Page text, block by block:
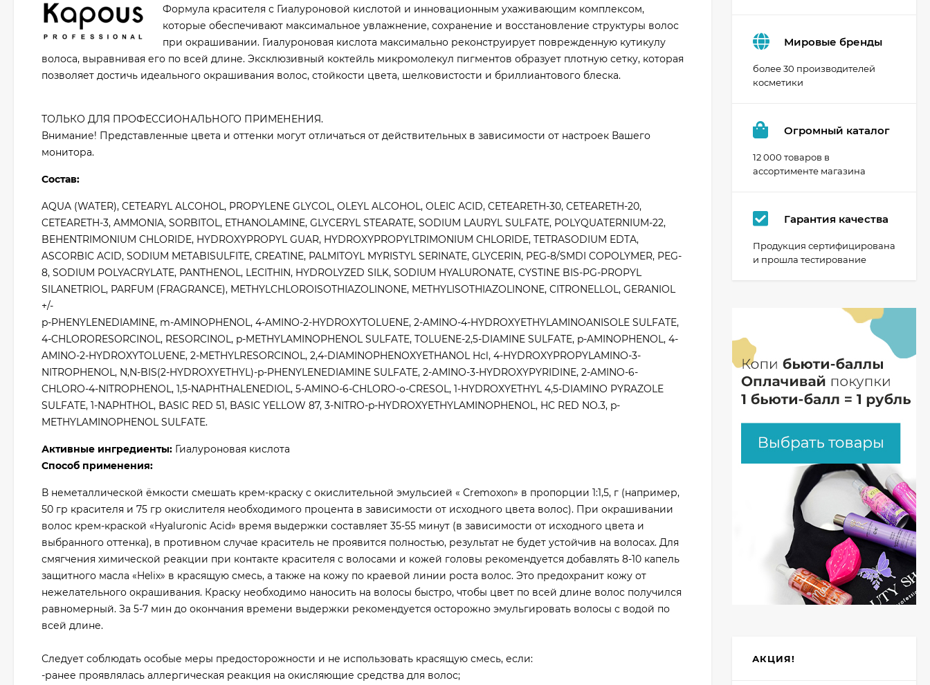
Формула красителя с Гиалуроновой кислотой и инновационным ухаживающим комплексом,
которые обеспечивают максимальное увлажнение, сохранение и восстановление структуры волос
при окрашивании. Гиалуроновая кислота максимально реконструирует поврежденную кутикулу
волоса, выравнивая его по всей длине. Эксклюзивный коктейль микромолекул пигментов образует плотную сетку, которая
позволяет достичь идеального окрашивания волос, стойкости цвета, шелковистости и бриллиантового блеска.
ТОЛЬКО ДЛЯ ПРОФЕССИОНАЛЬНОГО ПРИМЕНЕНИЯ.
Внимание! Представленные цвета и оттенки могут отличаться от действительных в зависимости от настроек Вашего
монитора.
Состав:
AQUA (WATER), CETEARYL ALCOHOL, PROPYLENE GLYCOL, OLEYL ALCOHOL, OLEIC ACID, CETEARETH-30, CETEARETH-20,
CETEARETH-3, AMMONIA, SORBITOL, ETHANOLAMINE, GLYCERYL STEARATE, SODIUM LAURYL SULFATE, POLYQUATERNIUM-22,
BEHENTRIMONIUM CHLORIDE, HYDROXYPROPYL GUAR, HYDROXYPROPYLTRIMONIUM CHLORIDE, TETRASODIUM EDTA,
ASCORBIC ACID, SODIUM METABISULFITE, CREATINE, PALMITOYL MYRISTYL SERINATE, GLYCERIN, PEG-8/SMDI COPOLYMER, PEG-
8, SODIUM POLYACRYLATE, PANTHENOL, LECITHIN, HYDROLYZED SILK, SODIUM HYALURONATE, CYSTINE BIS-PG-PROPYL
SILANETRIOL, PARFUM (FRAGRANCE), METHYLCHLOROISOTHIAZOLINONE, METHYLISOTHIAZOLINONE, CITRONELLOL, GERANIOL
+/-
p-PHENYLENEDIAMINE, m-AMINOPHENOL, 4-AMINO-2-HYDROXYTOLUENE, 2-AMINO-4-HYDROXYETHYLAMINOANISOLE SULFATE,
4-CHLORORESORCINOL, RESORCINOL, p-METHYLAMINOPHENOL SULFATE, TOLUENE-2,5-DIAMINE SULFATE, p-AMINOPHENOL, 4-
AMINO-2-HYDROXYTOLUENE, 2-METHYLRESORCINOL, 2,4-DIAMINOPHENOXYETHANOL Hcl, 4-HYDROXYPROPYLAMINO-3-
NITROPHENOL, N,N-BIS(2-HYDROXYETHYL)-p-PHENYLENEDIAMINE SULFATE, 2-AMINO-3-HYDROXYPYRIDINE, 2-AMINO-6-
CHLORO-4-NITROPHENOL, 1,5-NAPHTHALENEDIOL, 5-AMINO-6-CHLORO-o-CRESOL, 1-HYDROXYETHYL 4,5-DIAMINO PYRAZOLE
SULFATE, 1-NAPHTHOL, BASIC RED 51, BASIC YELLOW 87, 3-NITRO-p-HYDROXYETHYLAMINOPHENOL, HC RED NO.3, p-
METHYLAMINOPHENOL SULFATE.
Активные ингредиенты: Гиалуроновая кислота
Способ применения:
В неметаллической ёмкости смешать крем-краску с окислительной эмульсией « Сremoxon» в пропорции 1:1,5, г (например,
50 гр красителя и 75 гр окислителя необходимого процента в зависимости от исходного цвета волос). При окрашивании
волос крем-краской «Hyaluronic Acid» время выдержки составляет 35-55 минут (в зависимости от исходного цвета и
выбранного оттенка), в противном случае краситель не проявится полностью, результат не будет устойчив на волосах. Для
смягчения химической реакции при контакте красителя с волосами и кожей головы рекомендуется добавлять 8-10 капель
защитного масла «Helix» в красящую смесь, а также на кожу по краевой линии роста волос. Это предохранит кожу от
нежелательного окрашивания. Краску необходимо наносить на волосы быстро, чтобы цвет по всей длине волос получился
равномерный. За 5-7 мин до окончания времени выдержки рекомендуется осторожно эмульгировать волосы с водой по
всей длине.
Следует соблюдать особые меры предосторожности и не использовать красящую смесь, если:
-ранее проявлялась аллергическая реакция на окисляющие средства для волос;
Мировые бренды
более 30 производителей
косметики
Огромный каталог
12 000 товаров в
ассортименте магазина
Гарантия качества
Продукция сертифицирована
и прошла тестирование
АКЦИЯ!